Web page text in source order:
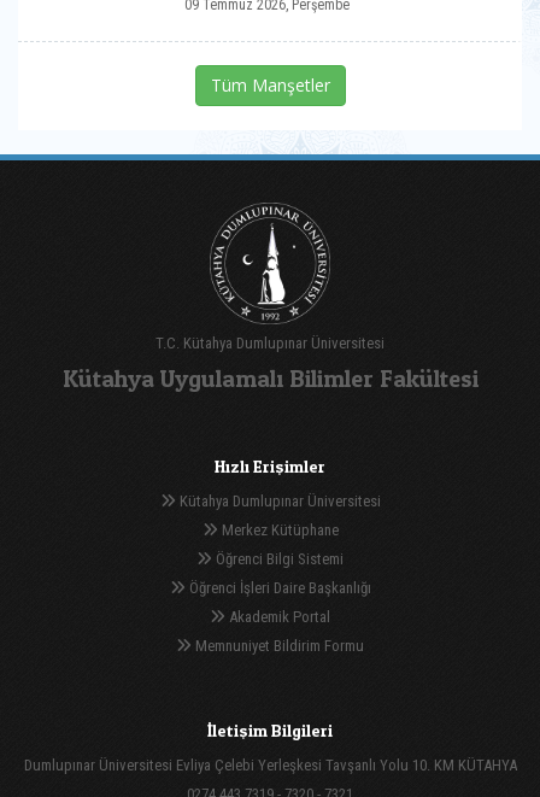
09 Temmuz 2026, Perşembe
Tüm Manşetler
T.C. Kütahya Dumlupınar Üniversitesi
Kütahya Uygulamalı Bilimler Fakültesi
Hızlı Erişimler
Kütahya Dumlupınar Üniversitesi
Merkez Kütüphane
Öğrenci Bilgi Sistemi
Öğrenci İşleri Daire Başkanlığı
Akademik Portal
Memnuniyet Bildirim Formu
İletişim Bilgileri
Dumlupınar Üniversitesi Evliya Çelebi Yerleşkesi Tavşanlı Yolu 10. KM KÜTAHYA